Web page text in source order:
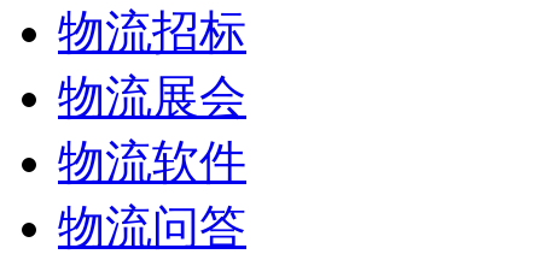
物流招标
物流展会
物流软件
物流问答